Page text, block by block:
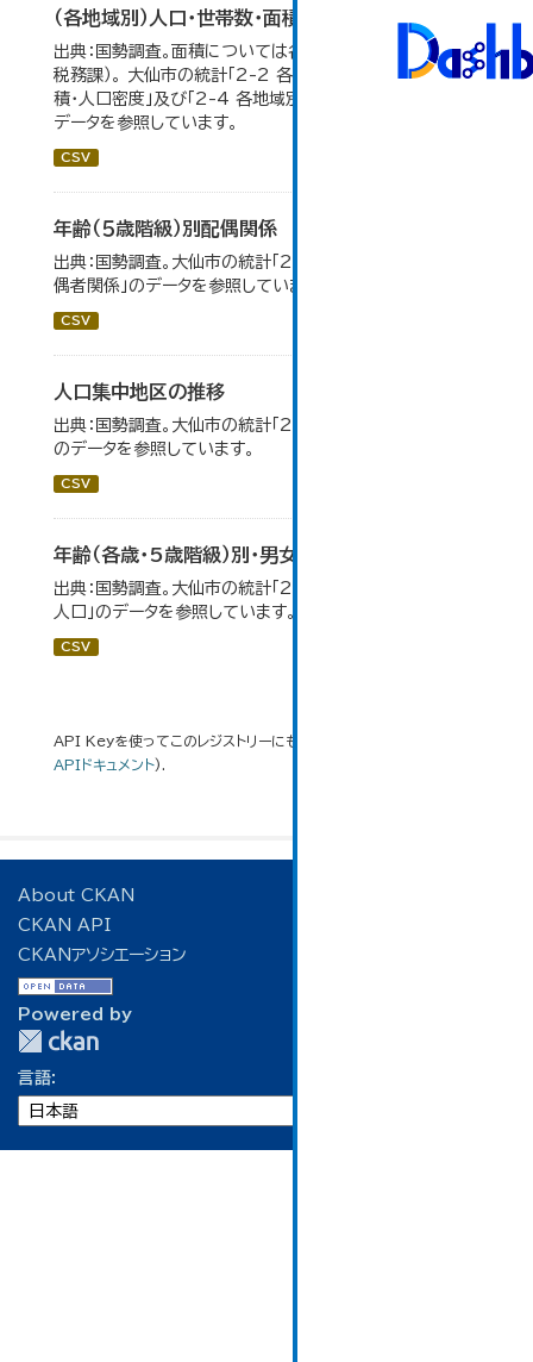
（各地域別）人口・世帯数・面積・人口密度
出典：国勢調査。面積については各年１月１日時点（大仙市
税務課）。 大仙市の統計「2-2 各地域別人口・人口増減・面
積・人口密度」及び「2-4 各地域別人口・世帯数の推移」の
データを参照しています。
CSV
年齢（５歳階級）別配偶関係
出典：国勢調査。大仙市の統計「2-12 年齢（5歳階級）別配
偶者関係」のデータを参照しています。
CSV
人口集中地区の推移
出典：国勢調査。大仙市の統計「2-3 人口集中地区の推移」
のデータを参照しています。
CSV
年齢（各歳・5歳階級）別・男女別人口
出典：国勢調査。大仙市の統計「2-1 年齢（各歳）別・男女別
人口」のデータを参照しています。
CSV
API Keyを使ってこのレジストリーにもアクセス可能です
APIドキュメント).
About CKAN
CKAN API
CKANアソシエーション
Powered by
言語